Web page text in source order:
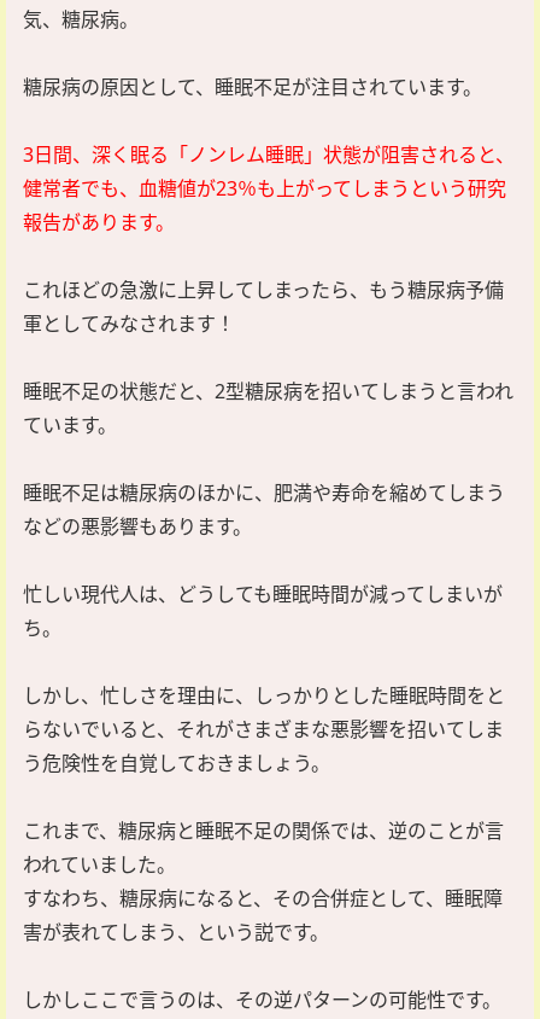
気、糖尿病。
糖尿病の原因として、睡眠不足が注目されています。
3日間、深く眠る「ノンレム睡眠」状態が阻害されると、
健常者でも、血糖値が23％も上がってしまうという研究
報告があります。
これほどの急激に上昇してしまったら、もう糖尿病予備
軍としてみなされます！
睡眠不足の状態だと、2型糖尿病を招いてしまうと言われ
ています。
睡眠不足は糖尿病のほかに、肥満や寿命を縮めてしまう
などの悪影響もあります。
忙しい現代人は、どうしても睡眠時間が減ってしまいが
ち。
しかし、忙しさを理由に、しっかりとした睡眠時間をと
らないでいると、それがさまざまな悪影響を招いてしま
う危険性を自覚しておきましょう。
これまで、糖尿病と睡眠不足の関係では、逆のことが言
われていました。
すなわち、糖尿病になると、その合併症として、睡眠障
害が表れてしまう、という説です。
しかしここで言うのは、その逆パターンの可能性です。